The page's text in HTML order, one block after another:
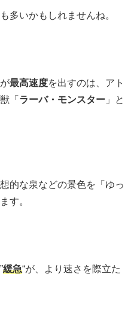
多いかもしれませんね。
最高速度を出すのは、アト
「 ラーバ・モンスター 」と
的な泉などの景色を「ゆっ
す。
緩急“が、より速さを際立た